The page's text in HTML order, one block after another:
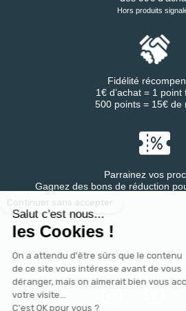
Continuer sans accepter
Salut c'est nous...
les Cookies !
On a attendu d'être sûrs que le contenu
de ce site vous intéresse avant de vous
déranger, mais on aimerait bien vous
votre visite...
C'est OK pour vous ?
Hors produits
Fidélité
1€ d’achat = 1 point
500 points = 15€ de
Parrainez vos
Gagnez des bons de réduction
Retrouvez